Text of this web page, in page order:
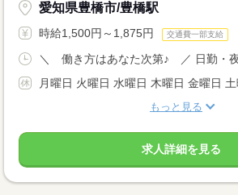
愛知県豊橋市/豊橋駅
時給1,500円～1,875円 交通費一部支給
＼ 働き方はあなた次第♪ ／ 日勤・夜
月曜日 火曜日 水曜日 木曜日 金曜日
もっと見る
求人詳細を見る